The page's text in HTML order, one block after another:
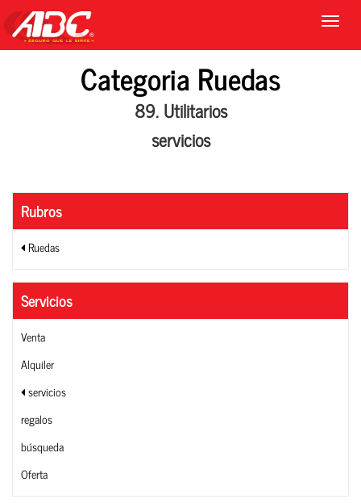
Categoria Ruedas
89. Utilitarios
servicios
Rubros
Ruedas
Servicios
Venta
Alquiler
servicios
regalos
búsqueda
Oferta